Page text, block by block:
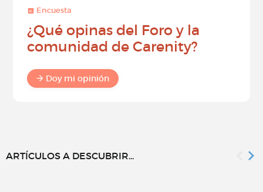
Encuesta
¿Qué opinas del Foro y la
comunidad de Carenity?
Doy mi opinión
ARTÍCULOS A DESCUBRIR...